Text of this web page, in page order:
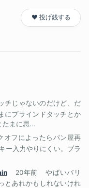
❤️ 投げ銭する
チじゃないのだけど、だ
にブラインドタッチとか
たまに思...
オフによったらパン屋再
ー入力やりにくい。ブラ
20年前
やばいバリ
とあれかもしれないけれ